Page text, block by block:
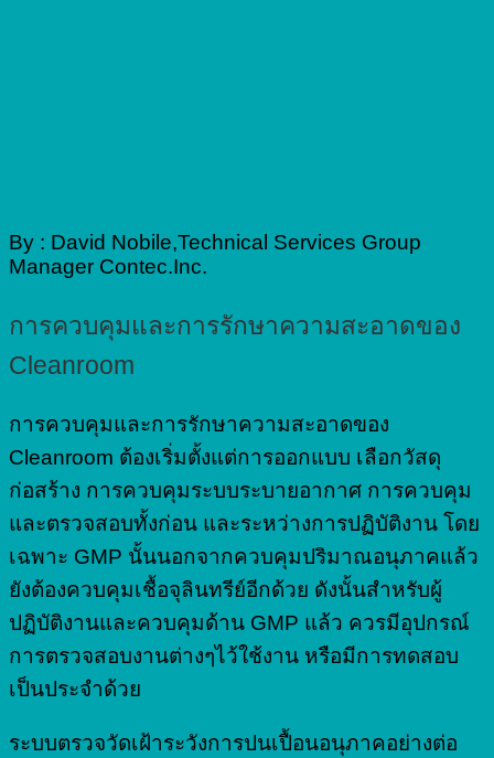
By : David Nobile,Technical Services Group
Manager Contec.Inc.
การควบคุมและการรักษาความสะอาดของ
Cleanroom
การควบคุมและการรักษาความสะอาดของ
Cleanroom ต้องเริ่มตั้งแต่การออกแบบ เลือกวัสดุ
ก่อสร้าง การควบคุมระบบระบายอากาศ การควบคุม
และตรวจสอบทั้งก่อน และระหว่างการปฏิบัติงาน โดย
เฉพาะ GMP นั้นนอกจากควบคุมปริมาณอนุภาคแล้ว
ยังต้องควบคุมเชื้อจุลินทรีย์อีกด้วย ดังนั้นสำหรับผู้
ปฏิบัติงานและควบคุมด้าน GMP แล้ว ควรมีอุปกรณ์
การตรวจสอบงานต่างๆไว้ใช้งาน หรือมีการทดสอบ
เป็นประจำด้วย
ระบบตรวจวัดเฝ้าระวังการปนเปื้อนอนุภาคอย่างต่อ